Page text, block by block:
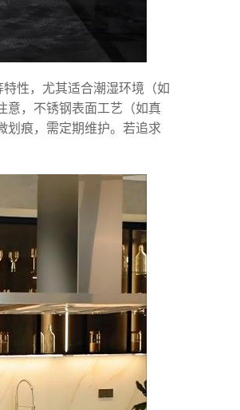
性，尤其适合潮湿环境（如
意，不锈钢表面工艺（如真
划痕，需定期维护。若追求